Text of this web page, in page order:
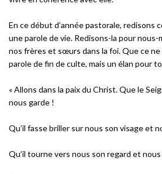
En ce début d’année pastorale, redisons
une parole de vie. Redisons-la pour
nos frères et sœurs dans la foi. Que ce
parole de fin de culte, mais un élan pour
« Allons dans la paix du Christ. Que le
nous garde !
Qu’il fasse briller sur nous son visage et
Qu’il tourne vers nous son regard et nous